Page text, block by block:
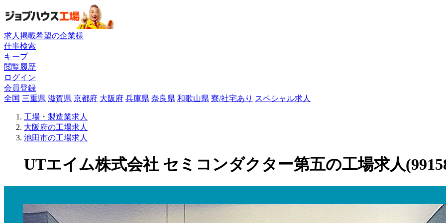
求人掲載希望の企業様
仕事検索
キープ
閲覧履歴
ログイン
会員登録
全国 三重県 滋賀県 京都府 大阪府 兵庫県 奈良県 和歌山県 寮/社宅あり スペシャル求人
工場・製造業求人
大阪府の工場求人
池田市の工場求人
UTエイム株式会社 セミコンダクター第五の工場求人